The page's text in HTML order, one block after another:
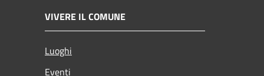
VIVERE IL COMUNE
Luoghi
Eventi